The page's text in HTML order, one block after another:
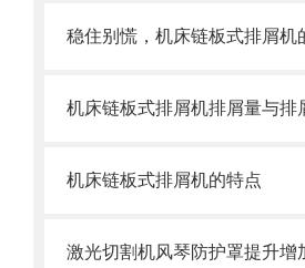
机床链板式排屑机的特点